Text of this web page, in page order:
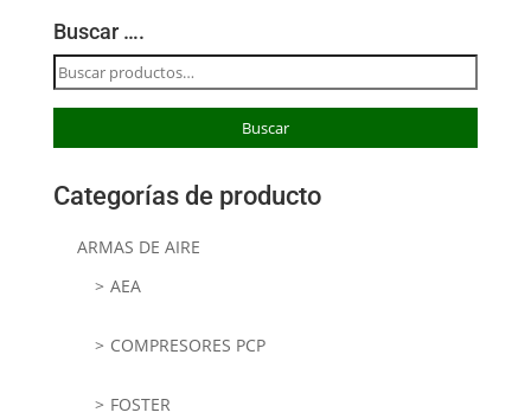
Buscar ….
Buscar
por:
Buscar
Categorías de producto
ARMAS DE AIRE
AEA
COMPRESORES PCP
FOSTER